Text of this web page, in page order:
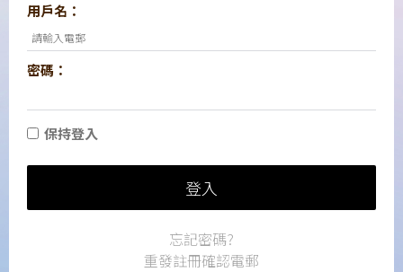
用戶名：
密碼：
保持登入
登入
忘記密碼?
重發註冊確認電郵